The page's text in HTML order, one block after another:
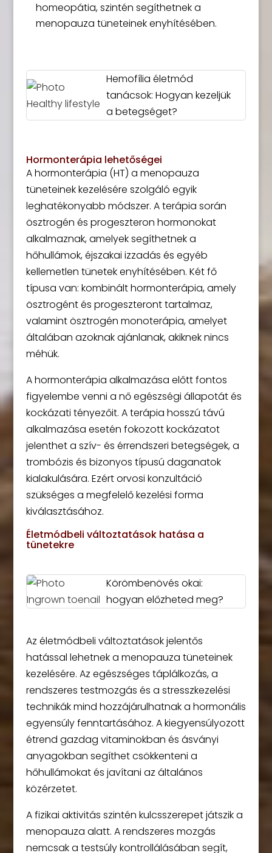
homeopátia, szintén segíthetnek a
menopauza tüneteinek enyhítésében.
Hemofília életmód
tanácsok: Hogyan kezeljük
a betegséget?
Hormonterápia lehetőségei
A hormonterápia (HT) a menopauza
tüneteinek kezelésére szolgáló egyik
leghatékonyabb módszer. A terápia során
ösztrogén és progeszteron hormonokat
alkalmaznak, amelyek segíthetnek a
hőhullámok, éjszakai izzadás és egyéb
kellemetlen tünetek enyhítésében. Két fő
típusa van: kombinált hormonterápia, amely
ösztrogént és progeszteront tartalmaz,
valamint ösztrogén monoterápia, amelyet
általában azoknak ajánlanak, akiknek nincs
méhük.
A hormonterápia alkalmazása előtt fontos
figyelembe venni a nő egészségi állapotát és
kockázati tényezőit. A terápia hosszú távú
alkalmazása esetén fokozott kockázatot
jelenthet a szív- és érrendszeri betegségek, a
trombózis és bizonyos típusú daganatok
kialakulására. Ezért orvosi konzultáció
szükséges a megfelelő kezelési forma
kiválasztásához.
Életmódbeli változtatások hatása a
tünetekre
Körömbenövés okai:
hogyan előzheted meg?
Az életmódbeli változtatások jelentős
hatással lehetnek a menopauza tüneteinek
kezelésére. Az egészséges táplálkozás, a
rendszeres testmozgás és a stresszkezelési
technikák mind hozzájárulhatnak a hormonális
egyensúly fenntartásához. A kiegyensúlyozott
étrend gazdag vitaminokban és ásványi
anyagokban segíthet csökkenteni a
hőhullámokat és javítani az általános
közérzetet.
A fizikai aktivitás szintén kulcsszerepet játszik a
menopauza alatt. A rendszeres mozgás
nemcsak a testsúly kontrollálásában segít,